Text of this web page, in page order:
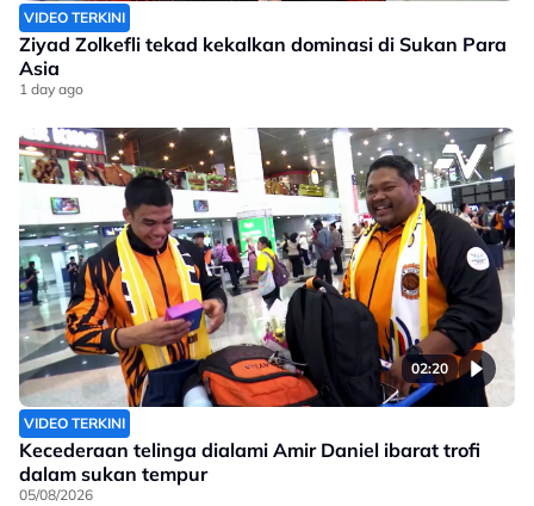
VIDEO TERKINI
Ziyad Zolkefli tekad kekalkan dominasi di Sukan Para
Asia
1 day ago
02:20
VIDEO TERKINI
Kecederaan telinga dialami Amir Daniel ibarat trofi
dalam sukan tempur
05/08/2026